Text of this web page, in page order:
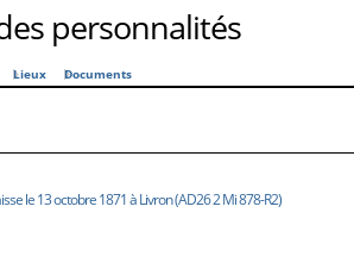
personnalités
Lieux Documents
le 13 octobre 1871 à Livron (AD26 2 Mi 878-R2)